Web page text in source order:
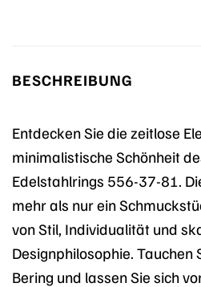
BESCHREIBUNG
Entdecken Sie die zeitlose
minimalistische Schönheit
Edelstahlrings 556-37-81.
mehr als nur ein
von Stil, Individualität und
Designphilosophie. Tauchen
Bering und lassen Sie sich